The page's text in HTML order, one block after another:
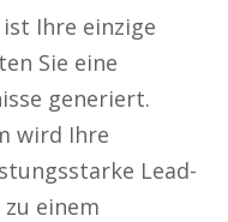
Ihre einzige
Sie eine
generiert.
wird Ihre
Lead-
einem